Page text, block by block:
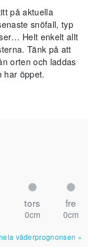
på aktuella
snöfall, typ
Helt enkelt allt
Tänk på att
orten och laddas
har öppet.
tors fre
0cm
0cm
väderprognonsen »